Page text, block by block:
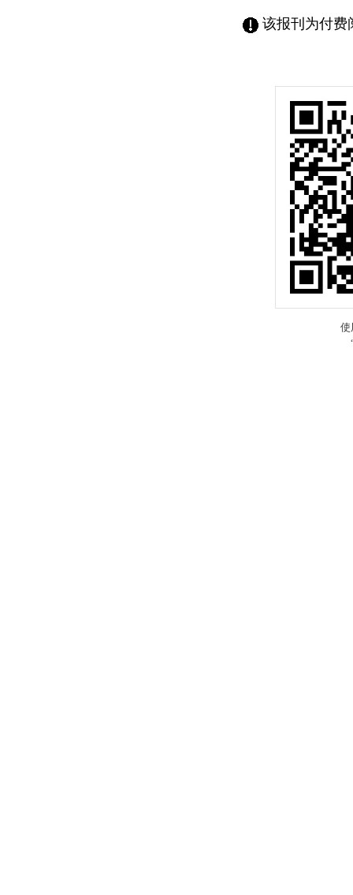
该报刊为付费